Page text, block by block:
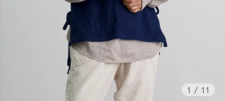
1 / 11